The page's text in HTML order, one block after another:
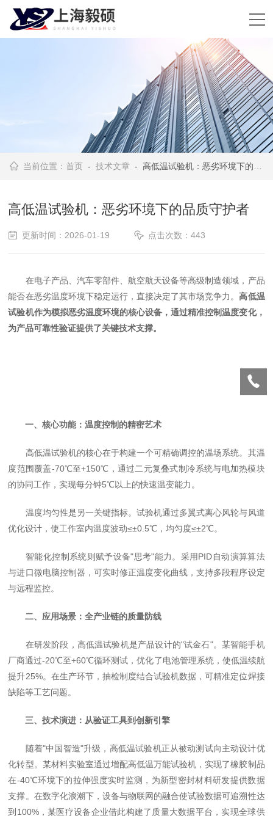
当前位置：首页 -技术文章 - 高低温试验机：恶劣环境下的品质守护者
高低温试验机：恶劣环境下的品质守护者
更新时间：2026-01-19 点击次数：443
在电子产品、汽车零部件、航空航天设备等高级制造领域，产品
能否在恶劣温度环境下稳定运行，直接决定了其市场竞争力。高低温
试验机作为模拟恶劣温度环境的核心设备，通过精准控制温度变化，
为产品可靠性验证提供了关键技术支撑。
一、核心功能：温度控制的精密艺术
高低温试验机的核心在于构建一个可精确调控的温场系统。其温
度范围覆盖-70℃至+150℃，通过二元复叠式制冷系统与电加热模块
的协同工作，实现每分钟5℃以上的快速温变能力。
温度均匀性是另一关键指标。试验机通过多翼式离心风轮与风道
优化设计，使工作室内温度波动≤±0.5℃，均匀度≤±2℃。
智能化控制系统则赋予设备"思考"能力。采用PID自动演算算法
与进口微电脑控制器，可实时修正温度变化曲线，支持多段程序设定
与远程监控。
二、应用场景：全产业链的质量防线
在研发阶段，高低温试验机是产品设计的"试金石"。某智能手机
厂商通过-20℃至+60℃循环测试，优化了电池管理系统，使低温续航
提升25%。在生产环节，抽检制度结合试验机数据，可精准定位焊接
缺陷等工艺问题。
三、技术演进：从验证工具到创新引擎
随着"中国智造"升级，高低温试验机正从被动测试向主动设计优
化转型。某材料实验室通过增配高低温万能试验机，实现了橡胶制品
在-40℃环境下的拉伸强度实时监测，为新型密封材料研发提供数据
支撑。在数字化浪潮下，设备与物联网的融合使试验数据可追溯性达
到100%，某医疗设备企业借此构建了质量大数据平台，实现全球供